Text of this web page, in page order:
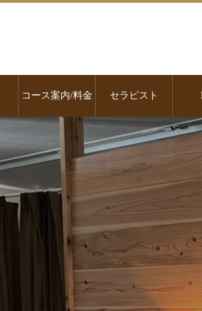
コース案内/料金 セラピスト